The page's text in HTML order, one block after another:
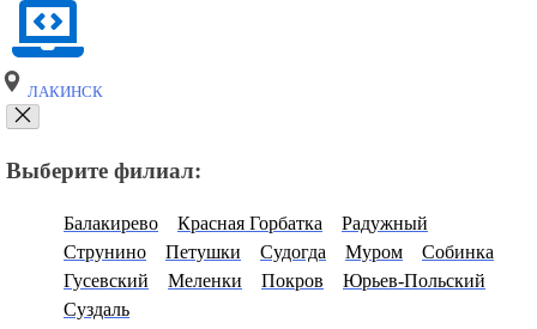
ЛАКИНСК
Выберите филиал:
Балакирево Красная Горбатка
Радужный
Струнино
Петушки Судогда Муром
Собинка
Гусевский
Меленки Покров
Юрьев-Польский
Суздаль